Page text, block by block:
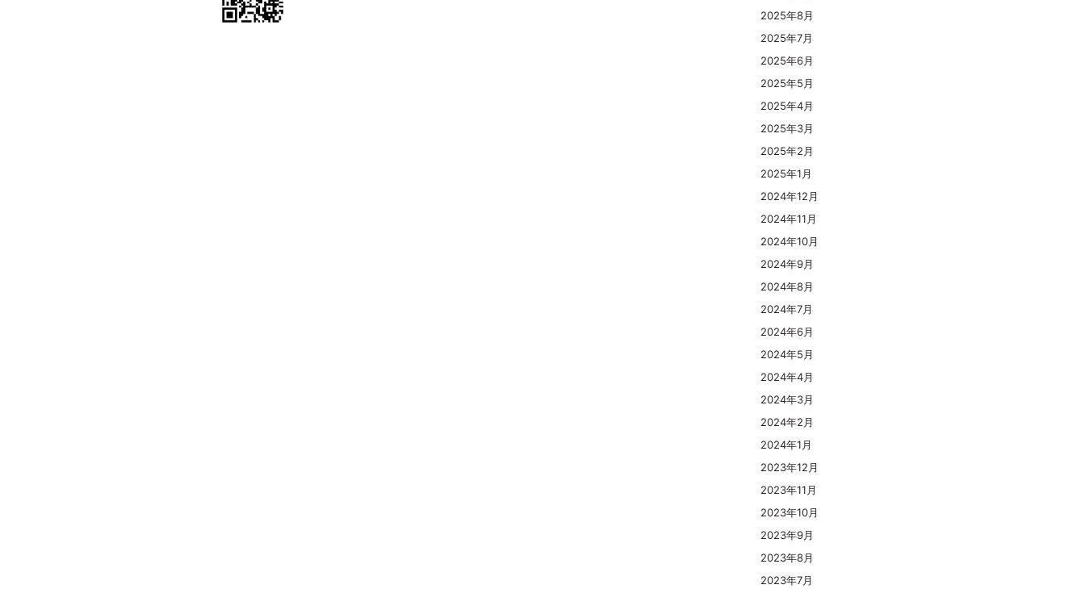
2025年8月
2025年7月
2025年6月
2025年5月
2025年4月
2025年3月
2025年2月
2025年1月
2024年12月
2024年11月
2024年10月
2024年9月
2024年8月
2024年7月
2024年6月
2024年5月
2024年4月
2024年3月
2024年2月
2024年1月
2023年12月
2023年11月
2023年10月
2023年9月
2023年8月
2023年7月